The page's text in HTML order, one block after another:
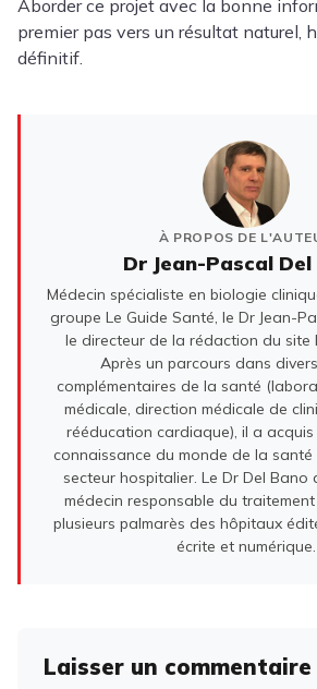
Aborder ce projet avec la bonne
premier pas vers un résultat naturel,
définitif.
À PROPOS DE
Dr Jean-Pascal Del
Médecin spécialiste en biologie
groupe Le Guide Santé, le Dr Jean-
le directeur de la rédaction du site
Après un parcours dans
complémentaires de la santé
médicale, direction médicale de
rééducation cardiaque), il a
connaissance du monde de la
secteur hospitalier. Le Dr Del Bano
médecin responsable du
plusieurs palmarès des hôpitaux
écrite et numérique.
Laisser un commentaire